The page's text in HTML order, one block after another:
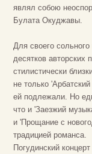
являл собою
Булата Окуджавы.
Для своего сольного
десятков авторских
стилистически
не только
ей подлежали. Но
что и 'Заезжий
и 'Прощание с
традицией романса.
Погудинский